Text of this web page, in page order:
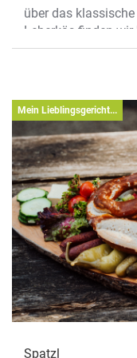
über das
Leberkäs finden
bajuvarischen
dem authentisch-
Aasee führt.
Ein Stück Bayern
Die blau-weiße
Traditionslokal
wegzudenken. Im
servieren die
zünftiger Tracht
Brezn, Brathendl
bis Leberkäs,
Krustenbraten
Köstlichkeiten.
fehlen. Ob in der
Mein Lieblingsgericht...
Spatzl